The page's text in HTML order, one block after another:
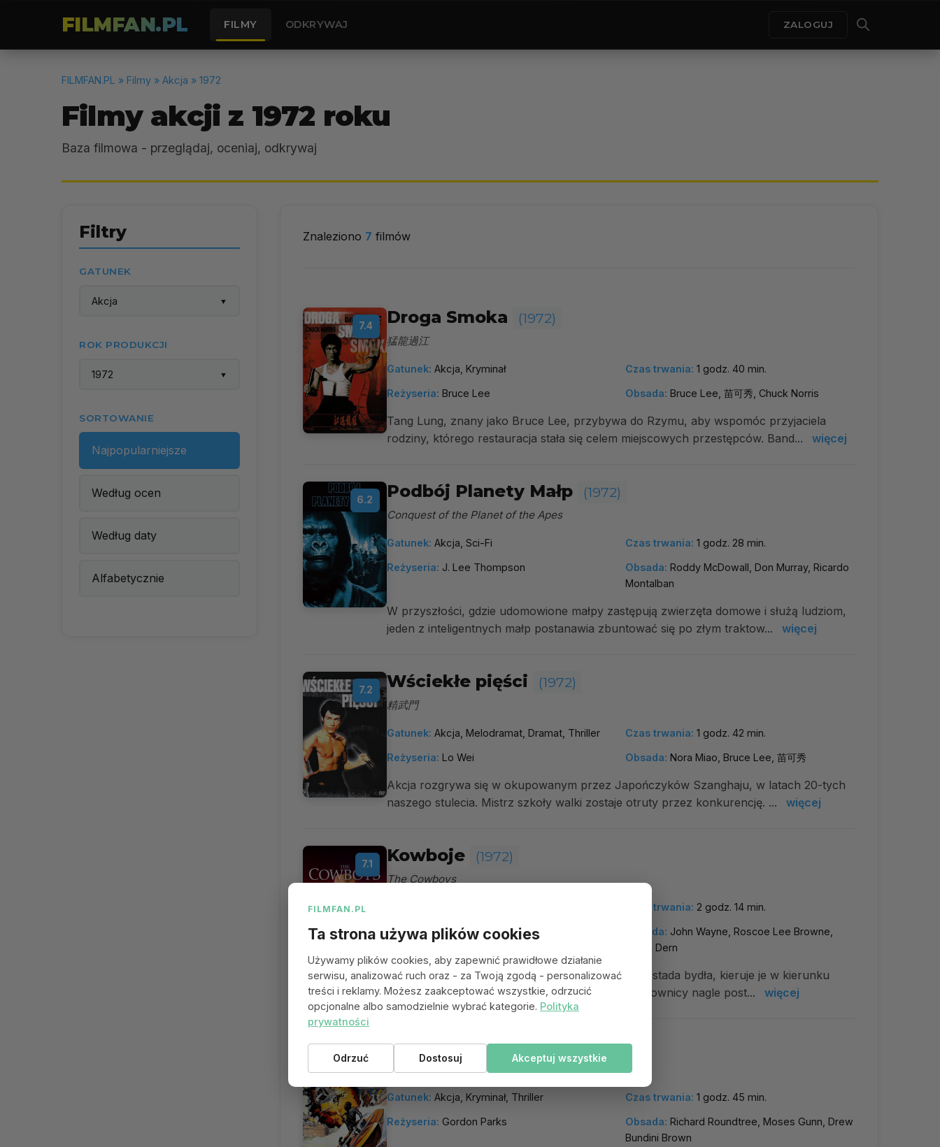
FILMFAN.PL FILMY ODKRYWAJ ZALOGUJ
FILMFAN.PL » Filmy » Akcja » 1972
Filmy akcji z 1972 roku
Baza filmowa - przeglądaj, oceniaj, odkrywaj
Filtry
GATUNEK
Akcja ▼
ROK PRODUKCJI
1972 ▼
SORTOWANIE
Najpopularniejsze
Według ocen
Według daty
Alfabetycznie
Znaleziono 7 filmów
7.4 Droga Smoka (1972)
猛龍過江
Gatunek: Akcja, Kryminał Czas trwania: 1 godz. 40 min.
Reżyseria: Bruce Lee Obsada: Bruce Lee, 苗可秀, Chuck Norris
Tang Lung, znany jako Bruce Lee, przybywa do Rzymu, aby wspomóc przyjaciela
rodziny, którego restauracja stała się celem miejscowych przestępców. Band...
więcej
6.2 Podbój Planety Małp (1972)
Conquest of the Planet of the Apes
Gatunek: Akcja, Sci-Fi Czas trwania: 1 godz. 28 min.
Reżyseria: J. Lee Thompson Obsada: Roddy McDowall, Don Murray, Ricardo
Montalban
W przyszłości, gdzie udomowione małpy zastępują zwierzęta domowe i służą ludziom,
jeden z inteligentnych małp postanawia zbuntować się po złym traktow...
więcej
7.2 Wściekłe pięści (1972)
精武門
Gatunek: Akcja, Melodramat, Dramat, Thriller Czas trwania: 1 godz. 42 min.
Reżyseria: Lo Wei Obsada: Nora Miao, Bruce Lee, 苗可秀
Akcja rozgrywa się w okupowanym przez Japończyków Szanghaju, w latach 20-tych
naszego stulecia. Mistrz szkoły walki zostaje otruty przez konkurencję. ...
więcej
7.1 Kowboje (1972)
The Cowboys
Czas trwania: 2 godz. 14 min.
Reżyseria: Mark Rydell Obsada: John Wayne, Roscoe Lee Browne,
Bruce Dern
Will Anderson, który jest właścicielem znacznego stada bydła, kieruje je w kierunku
ustalonego miejsca sprzedaży. Niestety, jego pracownicy nagle post...
więcej
6.0 Wielki sukces Shafta (1972)
Shaft's Big Score!
Gatunek: Akcja, Kryminał, Thriller Czas trwania: 1 godz. 45 min.
Reżyseria: Gordon Parks Obsada: Richard Roundtree, Moses Gunn, Drew
Bundini Brown
FILMFAN.PL
Ta strona używa plików cookies
Używamy plików cookies, aby zapewnić prawidłowe działanie
serwisu, analizować ruch oraz - za Twoją zgodą - personalizować
treści i reklamy. Możesz zaakceptować wszystkie, odrzucić
opcjonalne albo samodzielnie wybrać kategorie. Polityka
prywatności
Odrzuć Dostosuj Akceptuj wszystkie